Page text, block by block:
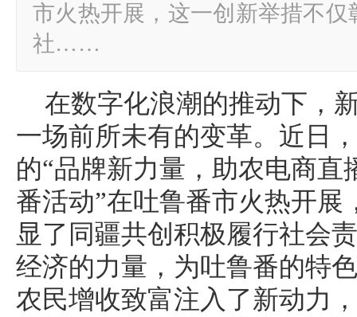
市火热开展，这一创新举措不
社……
在数字化浪潮的推动下，
一场前所未有的变革。近日
的“品牌新力量，助农电商直
番活动”在吐鲁番市火热开展
显了同疆共创积极履行社会
经济的力量，为吐鲁番的特
农民增收致富注入了新动力